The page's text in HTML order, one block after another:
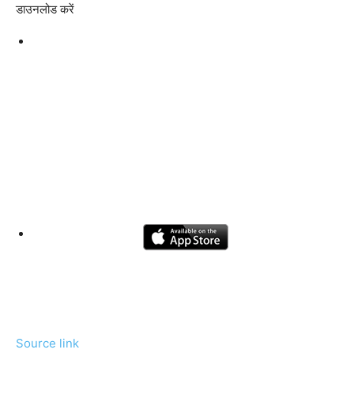
डाउनलोड करें
Source link